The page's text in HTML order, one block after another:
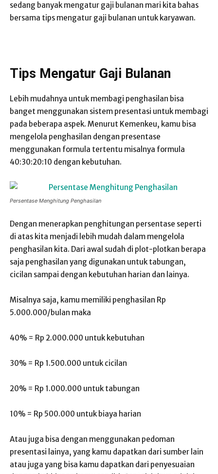
sedang banyak mengatur gaji bulanan mari kita bahas
bersama tips mengatur gaji bulanan untuk karyawan.
Tips Mengatur Gaji Bulanan
Lebih mudahnya untuk membagi penghasilan bisa
banget menggunakan sistem presentasi untuk membagi
pada beberapa aspek. Menurut Kemenkeu, kamu bisa
mengelola penghasilan dengan presentase
menggunakan formula tertentu misalnya formula
40:30:20:10 dengan kebutuhan.
Persentase Menghitung Penghasilan
Dengan menerapkan penghitungan persentase seperti
di atas kita menjadi lebih mudah dalam mengelola
penghasilan kita. Dari awal sudah di plot-plotkan berapa
saja penghasilan yang digunakan untuk tabungan,
cicilan sampai dengan kebutuhan harian dan lainya.
Misalnya saja, kamu memiliki penghasilan Rp
5.000.000/bulan maka
40% = Rp 2.000.000 untuk kebutuhan
30% = Rp 1.500.000 untuk cicilan
20% = Rp 1.000.000 untuk tabungan
10% = Rp 500.000 untuk biaya harian
Atau juga bisa dengan menggunakan pedoman
presentasi lainya, yang kamu dapatkan dari sumber lain
atau juga yang bisa kamu dapatkan dari penyesuaian